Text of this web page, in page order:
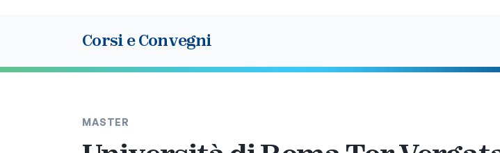
Corsi e Convegni
MASTER